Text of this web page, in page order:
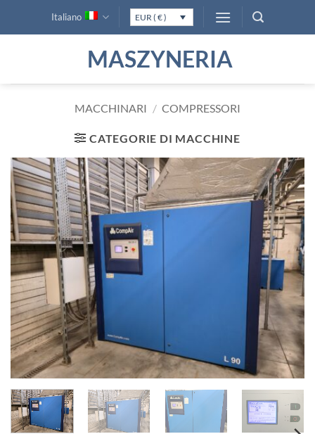
Italiano EUR ( € )
MASZYNERIA
MACCHINARI / COMPRESSORI
CATEGORIE DI MACCHINE